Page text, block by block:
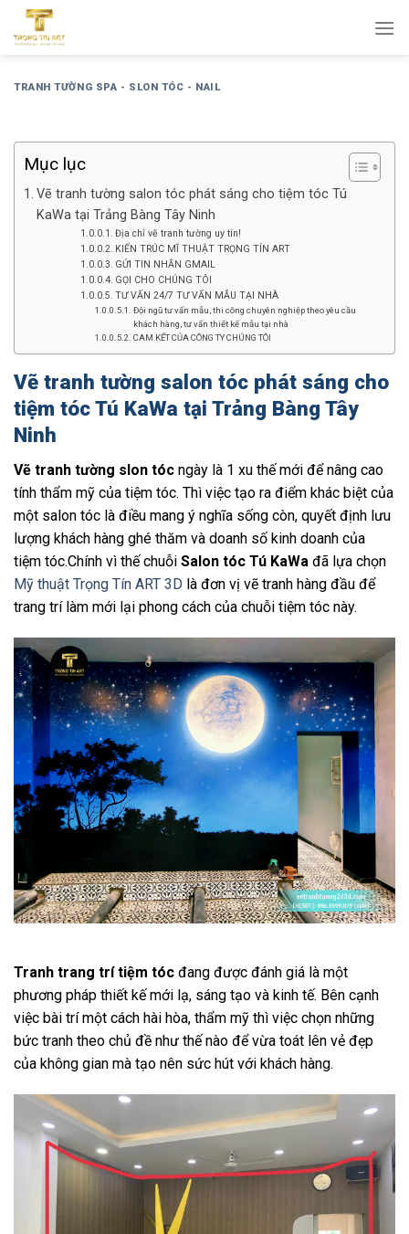
qua
dungTRANH TƯỜNG SPA - SLON TÓC - NAIL
Mục lục
Vẽ tranh tường salon tóc phát sáng cho tiệm tóc Tú
KaWa tại Trảng Bàng Tây Ninh
Địa chỉ vẽ tranh tường uy tín!
KIẾN TRÚC MĨ THUẬT TRỌNG TÍN ART
GỬI TIN NHẮN GMAIL
GỌI CHO CHÚNG TÔI
TƯ VẤN 24/7 TƯ VẤN MẪU TẠI NHÀ
Đội ngũ tư vấn mẫu, thi công chuyên nghiệp theo yêu cầu
khách hàng, tư vấn thiết kế mẫu tại nhà
CAM KẾT CỦA CÔNG TY CHÚNG TÔI
Vẽ tranh tường salon tóc phát sáng cho
tiệm tóc Tú KaWa tại Trảng Bàng Tây
Ninh
Vẽ tranh tường slon tóc ngày là 1 xu thế mới để nâng cao
tính thẩm mỹ của tiệm tóc. Thì việc tạo ra điểm khác biệt của
một salon tóc là điều mang ý nghĩa sống còn, quyết định lưu
lượng khách hàng ghé thăm và doanh số kinh doanh của
tiệm tóc.Chính vì thế chuỗi Salon tóc Tú KaWa đã lựa chọn
Mỹ thuật Trọng Tín ART 3D là đơn vị vẽ tranh hàng đầu để
trang trí làm mới lại phong cách của chuỗi tiệm tóc này.
Tranh trang trí tiệm tóc đang được đánh giá là một
phương pháp thiết kế mới lạ, sáng tạo và kinh tế. Bên cạnh
việc bài trí một cách hài hòa, thẩm mỹ thì việc chọn những
bức tranh theo chủ đề như thế nào để vừa toát lên vẻ đẹp
của không gian mà tạo nên sức hút với khách hàng.